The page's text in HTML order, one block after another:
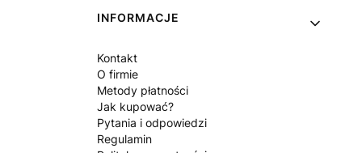
INFORMACJE
Kontakt
O firmie
Metody płatności
Jak kupować?
Pytania i odpowiedzi
Regulamin